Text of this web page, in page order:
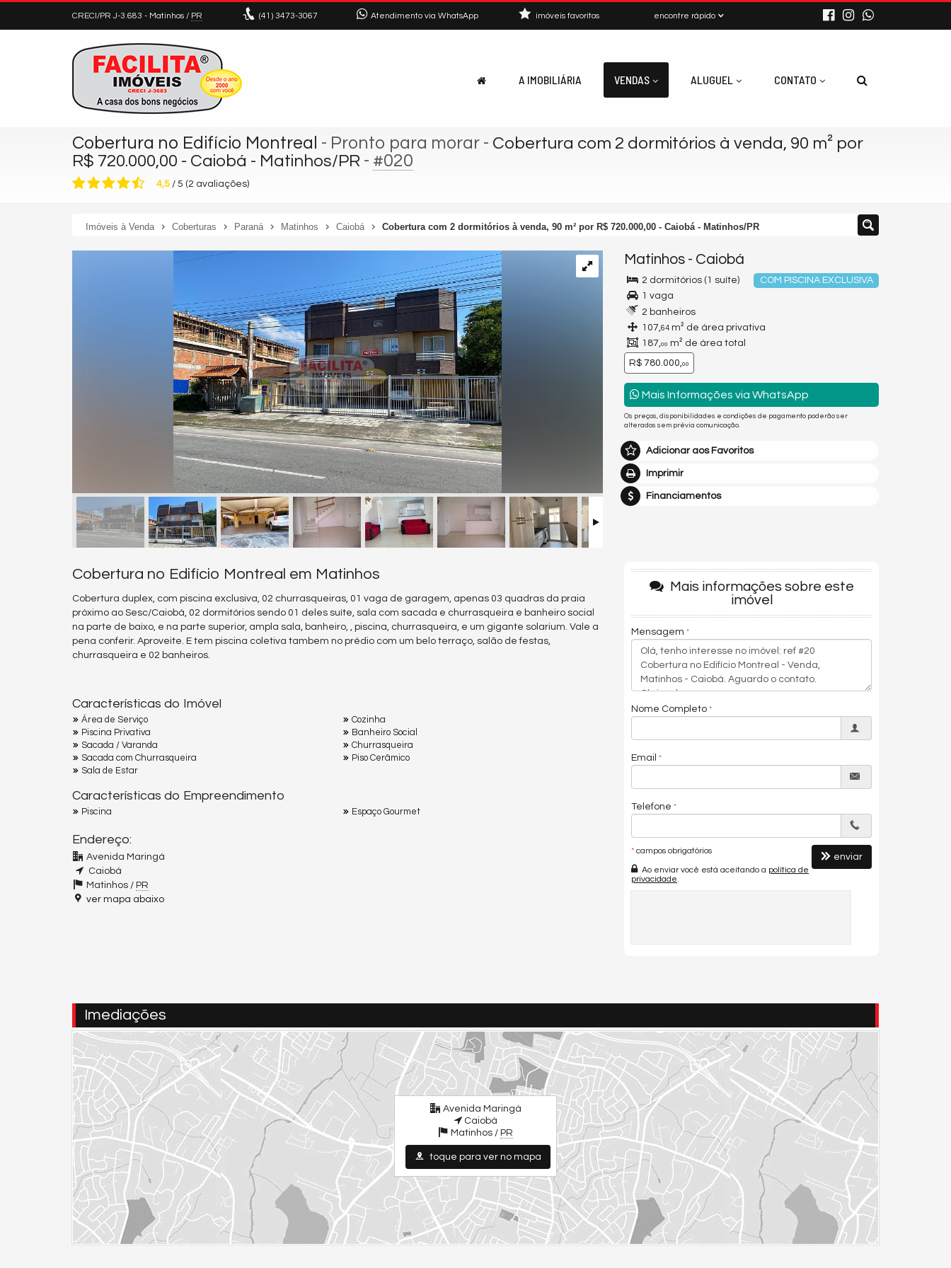
CRECI/PR J-3.683 - Matinhos / PR (41) 3473-3067 Atendimento via WhatsApp encontre rápido
imóveis favoritos
A IMOBILIÁRIA VENDAS ALUGUEL CONTATO
Cobertura no Edifício Montreal - Pronto para morar - Cobertura com 2 dormitórios à venda, 90 m² por
R$ 720.000,00 - Caiobá - Matinhos/PR - #020
4,5 / 5 (2 avaliações)
Imóveis à Venda Coberturas Paraná Matinhos Caiobá Cobertura com 2 dormitórios à venda, 90 m² por R$ 720.000,00 - Caiobá - Matinhos/PR
Matinhos - Caiobá
COM PISCINA EXCLUSIVA
2 dormitórios (1 suíte)
1 vaga
2 banheiros
107,64 m² de área privativa
187,00 m² de área total
R$ 780.000,00
Mais Informações via WhatsApp
Os preços, disponibilidades e condições de pagamento poderão ser
alterados sem prévia comunicação.
Adicionar aos Favoritos
Imprimir
Financiamentos
Cobertura no Edifício Montreal em Matinhos
Cobertura duplex, com piscina exclusiva, 02 churrasqueiras, 01 vaga de garagem, apenas 03 quadras da praia
próximo ao Sesc/Caiobá, 02 dormitórios sendo 01 deles suíte, sala com sacada e churrasqueira e banheiro social
na parte de baixo, e na parte superior, ampla sala, banheiro, , piscina, churrasqueira, e um gigante solarium. Vale a
pena conferir. Aproveite. E tem piscina coletiva tambem no prédio com um belo terraço, salão de festas,
churrasqueira e 02 banheiros.
Características do Imóvel
Área de Serviço
Piscina Privativa
Sacada / Varanda
Sacada com Churrasqueira
Sala de Estar
Cozinha
Banheiro Social
Churrasqueira
Piso Cerâmico
Características do Empreendimento
Piscina Espaço Gourmet
Endereço:
Avenida Maringá
Caiobá
Matinhos / PR
ver mapa abaixo
Mais informações sobre este
imóvel
Mensagem
Nome Completo
Email
Telefone
* campos obrigatórios
Ao enviar você está aceitando a política de
privacidade
enviar
Imediações
Avenida Maringá
Caiobá
Matinhos / PR
toque para ver no mapa